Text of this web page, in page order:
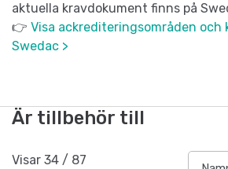
aktuella kravdokument finns på
👉 Visa ackrediteringsområden och
Swedac >
Är tillbehör till
Visar 34 / 87